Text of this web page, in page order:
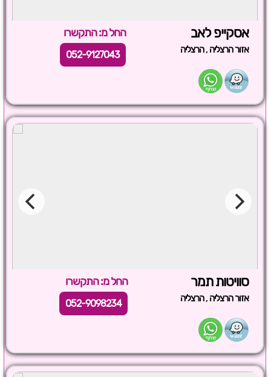
אסקייפ לאב החל מ: התקשרו
אזור הרצליה ,הרצליה 052-9127043
סוויטות תמר החל מ: התקשרו
אזור הרצליה ,הרצליה 052-9098234